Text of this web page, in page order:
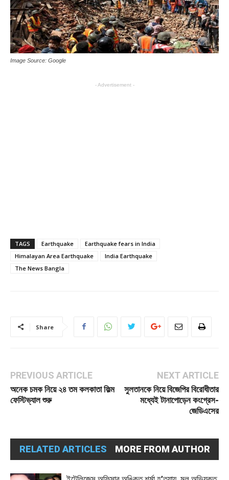
Image Source: Google
- Advertisement -
TAGS Earthquake
Earthquake fears in India
Himalayan Area Earthquake
India Earthquake
The News Bangla
Share
PREVIOUS ARTICLE
অনেক চমক নিয়ে ২৪ তম কলকাতা ফিল্ম
ফেস্টিভ্যাল শুরু
NEXT ARTICLE
সুলতানকে নিয়ে বিজেপির বিরোধীতার
মধ্যেই টানাপোড়েন কংগ্রেস-
জেডিএসের
RELATED ARTICLES MORE FROM AUTHOR